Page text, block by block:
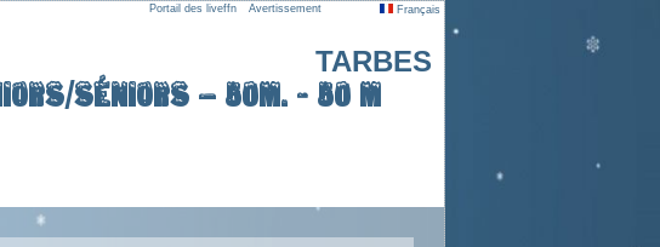
Portail des liveffn Avertissement Français
TARBES
Séniors – 50m. - 50 m